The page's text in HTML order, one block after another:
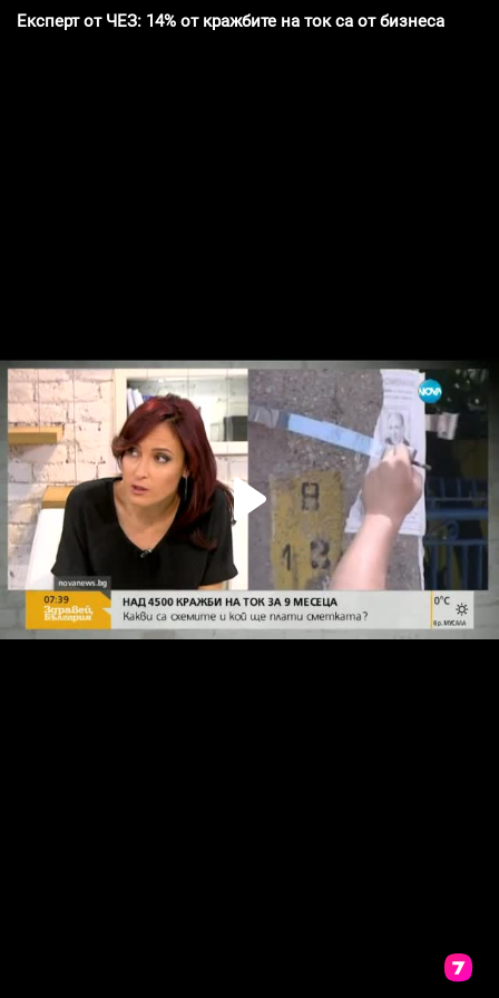
Експерт от ЧЕЗ: 14% от кражбите на ток са от бизнеса